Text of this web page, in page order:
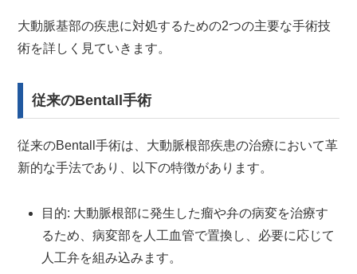
大動脈基部の疾患に対処するための2つの主要な手術技
術を詳しく見ていきます。
従来のBentall手術
従来のBentall手術は、大動脈根部疾患の治療において革
新的な手法であり、以下の特徴があります。
目的: 大動脈根部に発生した瘤や弁の病変を治療す
るため、病変部を人工血管で置換し、必要に応じて
人工弁を組み込みます。